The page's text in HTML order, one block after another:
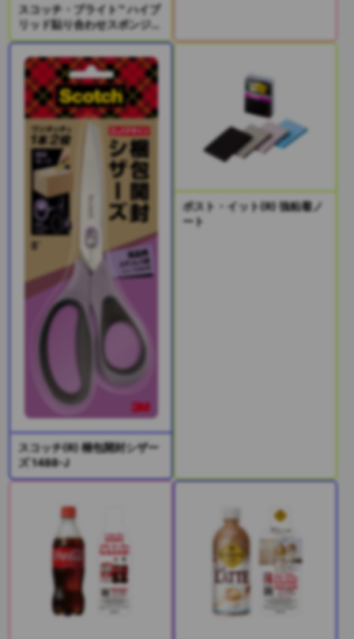
スコッチ・ブライト™ ハイブ
リッド貼り合わせスポンジ2
個入り
スコッチ(R) 梱包開封シザー
ズ 1488-J
ポスト・イット(R) 強粘着ノ
ート